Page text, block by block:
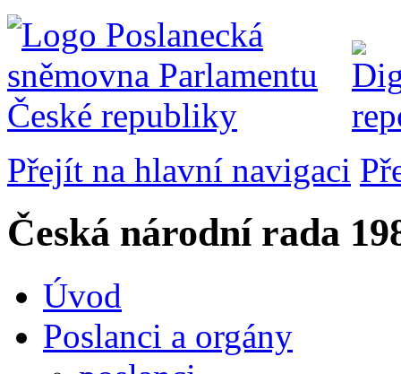
Přejít na hlavní navigaci
Česká národní rada
Úvod
Poslanci a orgány